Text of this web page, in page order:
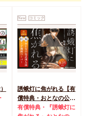
New コミック
誘蛾灯に焦がれる【有
償特典・おとなの公式
同人誌】
有償特典・『誘蛾灯に